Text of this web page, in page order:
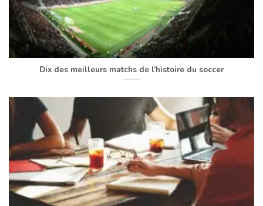
Dix des meilleurs matchs de l’histoire du soccer